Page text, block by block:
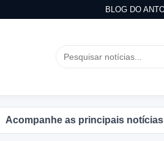
BLOG DO
as principais notícias no